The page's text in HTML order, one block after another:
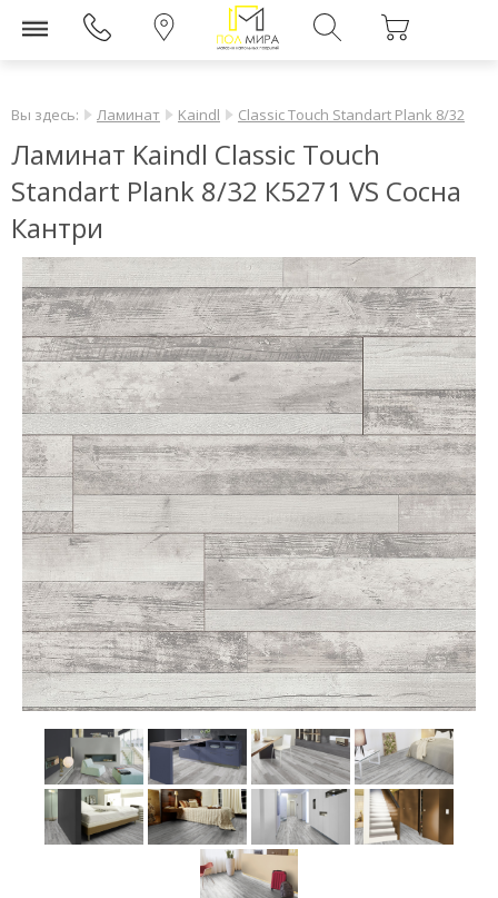
Вы здесь: Ламинат Kaindl Classic Touch Standart Plank 8/32
Ламинат Kaindl Classic Touch
Standart Plank 8/32 К5271 VS Сосна
Кантри